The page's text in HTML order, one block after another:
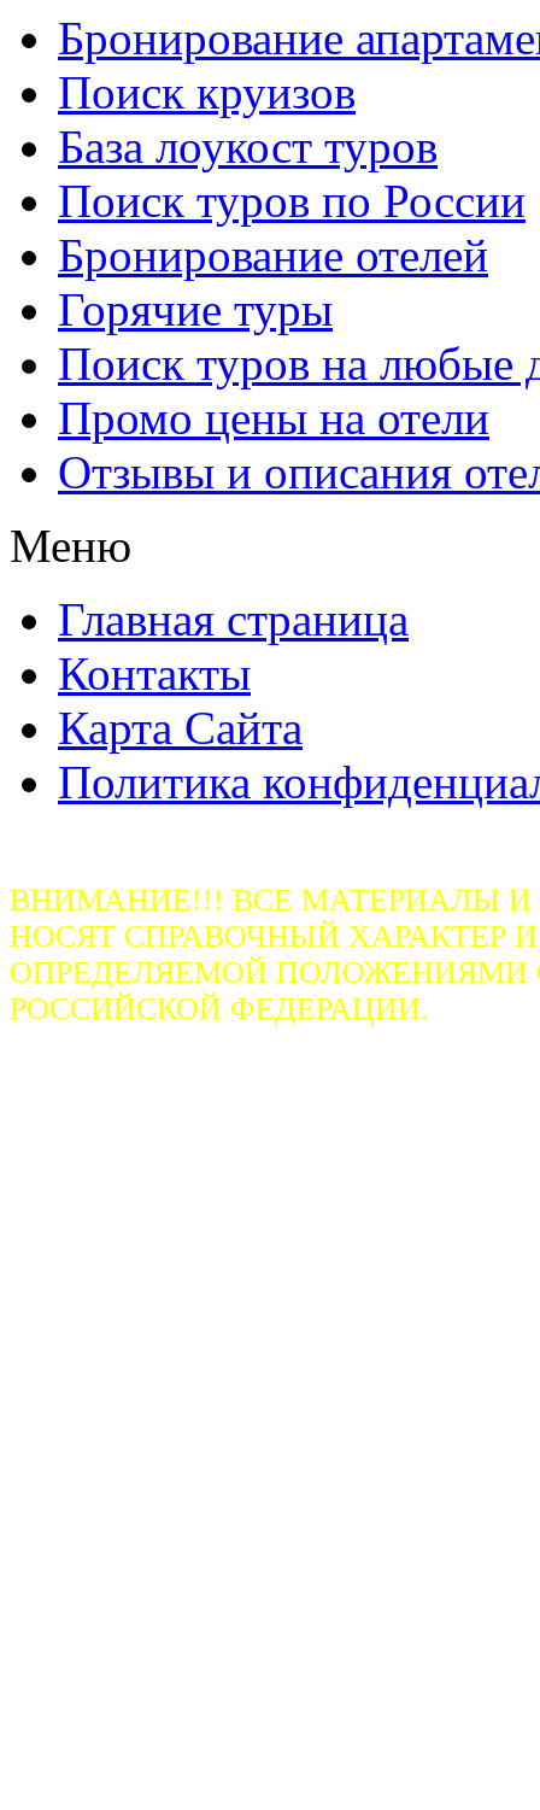
Бронирование
Поиск круизов
База лоукост туров
Поиск туров по России
Бронирование отелей
Горячие туры
Поиск туров на любые
Промо цены на отели
Отзывы и описания
Меню
Главная страница
Контакты
Карта Сайта
Политика
ВНИМАНИЕ!!! ВСЕ МАТЕРИАЛЫ
НОСЯТ СПРАВОЧНЫЙ ХАРАКТЕР
ОПРЕДЕЛЯЕМОЙ ПОЛОЖЕНИЯМИ
РОССИЙСКОЙ ФЕДЕРАЦИИ.